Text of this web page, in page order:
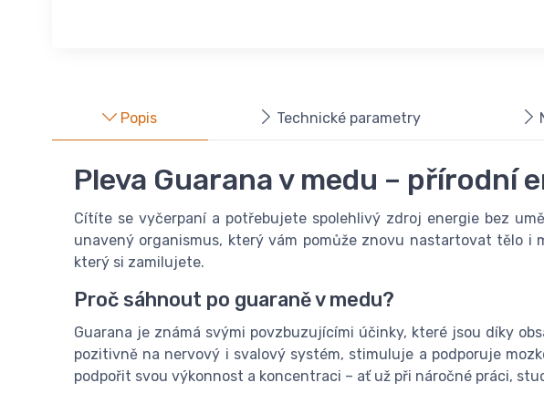
Popis Technické parametry
Pleva Guarana v medu – přírodní
Cítíte se vyčerpaní a potřebujete spolehlivý zdroj energie bez
unavený organismus, který vám pomůže znovu nastartovat tělo
který si zamilujete.
Proč sáhnout po guaraně v medu?
Guarana je známá svými povzbuzujícími účinky, které jsou díky
pozitivně na nervový i svalový systém, stimuluje a podporuje
podpořit svou výkonnost a koncentraci – ať už při náročné práci,